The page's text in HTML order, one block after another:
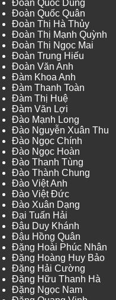
Đoàn Quốc Dũng
Đoàn Quốc Quân
Đoàn Thị Hà Thủy
Đoàn Thị Mạnh Quỳnh
Đoàn Thị Ngọc Mai
Đoàn Trung Hiếu
Đoàn Văn Anh
Đàm Khoa Anh
Đàm Thanh Toàn
Đàm Thị Huệ
Đàm Văn Lợi
Đào Mạnh Long
Đào Nguyễn Xuân Thu
Đào Ngọc Chính
Đào Ngọc Hoàn
Đào Thanh Tùng
Đào Thành Chung
Đào Việt Anh
Đào Việt Đức
Đào Xuân Dạng
Đại Tuấn Hải
Đậu Duy Khánh
Đậu Hồng Quân
Đặng Hoài Phúc Nhân
Đặng Hoàng Huy Bảo
Đặng Hải Cường
Đặng Hữu Thanh Hà
Đặng Ngọc Nam